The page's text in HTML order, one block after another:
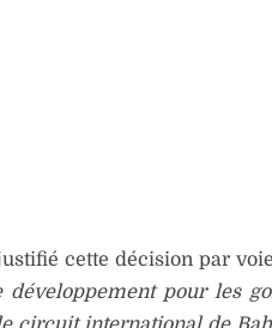
cette décision par
pour les